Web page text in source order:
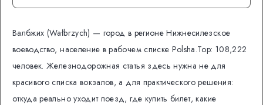
Валбжих (Wałbrzych) — город в регионе Нижнесилезское
воеводство, население в рабочем списке Polsha.Top: 108,222
человек. Железнодорожная статья здесь нужна не для
красивого списка вокзалов, а для практического решения:
откуда реально уходит поезд, где купить билет, какие